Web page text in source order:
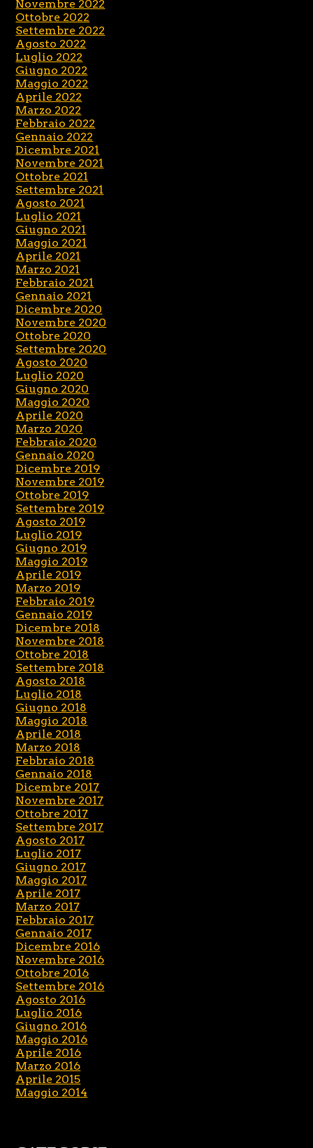
Novembre 2022
Ottobre 2022
Settembre 2022
Agosto 2022
Luglio 2022
Giugno 2022
Maggio 2022
Aprile 2022
Marzo 2022
Febbraio 2022
Gennaio 2022
Dicembre 2021
Novembre 2021
Ottobre 2021
Settembre 2021
Agosto 2021
Luglio 2021
Giugno 2021
Maggio 2021
Aprile 2021
Marzo 2021
Febbraio 2021
Gennaio 2021
Dicembre 2020
Novembre 2020
Ottobre 2020
Settembre 2020
Agosto 2020
Luglio 2020
Giugno 2020
Maggio 2020
Aprile 2020
Marzo 2020
Febbraio 2020
Gennaio 2020
Dicembre 2019
Novembre 2019
Ottobre 2019
Settembre 2019
Agosto 2019
Luglio 2019
Giugno 2019
Maggio 2019
Aprile 2019
Marzo 2019
Febbraio 2019
Gennaio 2019
Dicembre 2018
Novembre 2018
Ottobre 2018
Settembre 2018
Agosto 2018
Luglio 2018
Giugno 2018
Maggio 2018
Aprile 2018
Marzo 2018
Febbraio 2018
Gennaio 2018
Dicembre 2017
Novembre 2017
Ottobre 2017
Settembre 2017
Agosto 2017
Luglio 2017
Giugno 2017
Maggio 2017
Aprile 2017
Marzo 2017
Febbraio 2017
Gennaio 2017
Dicembre 2016
Novembre 2016
Ottobre 2016
Settembre 2016
Agosto 2016
Luglio 2016
Giugno 2016
Maggio 2016
Aprile 2016
Marzo 2016
Aprile 2015
Maggio 2014